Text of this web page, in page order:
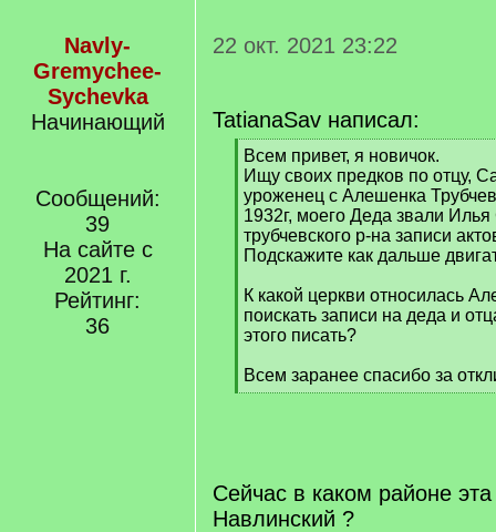
Navly-
Gremychee-
Sychevka
Начинающий
Сообщений:
39
На сайте с
2021 г.
Рейтинг:
36
22 окт. 2021 23:22
TatianaSav написал:
[
q
]
Всем привет, я новичок.
Ищу своих предков по отцу,
уроженец с Алешенка
1932г, моего Деда звали
трубчевского р-на записи
Подскажите как дальше
К какой церкви относилась
поискать записи на деда и
этого писать?
Всем заранее спасибо за
[
Сейчас в каком районе
Навлинский ?